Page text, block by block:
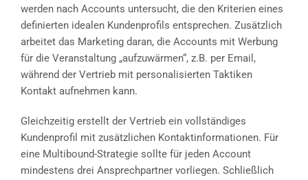
werden nach Accounts untersucht, die den Kriterien eines
definierten idealen Kundenprofils entsprechen. Zusätzlich
arbeitet das Marketing daran, die Accounts mit Werbung
für die Veranstaltung „aufzuwärmen“, z.B. per Email,
während der Vertrieb mit personalisierten Taktiken
Kontakt aufnehmen kann.
Gleichzeitig erstellt der Vertrieb ein vollständiges
Kundenprofil mit zusätzlichen Kontaktinformationen. Für
eine Multibound-Strategie sollte für jeden Account
mindestens drei Ansprechpartner vorliegen. Schließlich